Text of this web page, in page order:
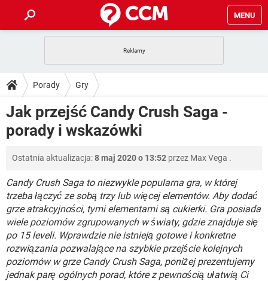
MENU
GRY
SPOTIFY NETFLIX
INSTAGRAM
PORADY
PlayStation
GRY WHATSAPP
INSTAGRAM FACEBOOK
WINDOWS 10
DO POBRANIA
ANDROID
INSTAGRAM FACEBOOK
WINDOWS 10
FORUM
COVID-19 TIKTOK
GRY WHATSAPP
SPOTIFY NETFLIX
INSTAGRAM FACEBOOK
WINDOWS 10
COVID-19 TIKTOK
GRY WHATSAPP
SPOTIFY NETFLIX
INSTAGRAM FACEBOOK
WINDOWS 10
Porady Gry
Jak przejść Candy Crush Saga -
porady i wskazówki
Ostatnia aktualizacja:8 maj 2020 o 13:52 przez Max Vega .
Candy Crush Saga to niezwykle popularna gra, w której
trzeba łączyć ze sobą trzy lub więcej elementów. Aby dodać
grze atrakcyjności, tymi elementami są cukierki. Gra posiada
wiele poziomów zgrupowanych w światy, gdzie znajduje się
po 15 leveli. Wprawdzie nie istnieją gotowe i konkretne
rozwiązania pozwalające na szybkie przejście kolejnych
poziomów w grze Candy Crush Saga, poniżej prezentujemy
jednak parę ogólnych porad, które z pewnością ułatwią Ci